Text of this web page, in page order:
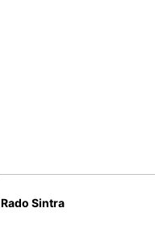
Rado Sintra